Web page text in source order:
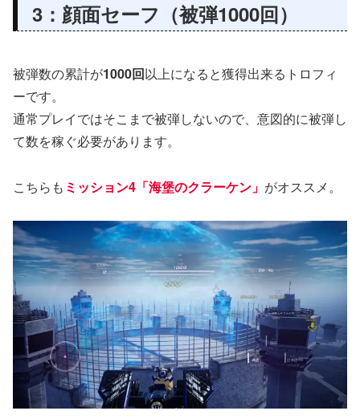
3：顔面セーフ（被弾1000回）
被弾数の累計が1000回以上になると獲得出来るトロフィ
ーです。
通常プレイではそこまで被弾しないので、意図的に被弾し
て数を稼ぐ必要があります。
こちらも ミッション4「海堡のクラーケン」 がオススメ。